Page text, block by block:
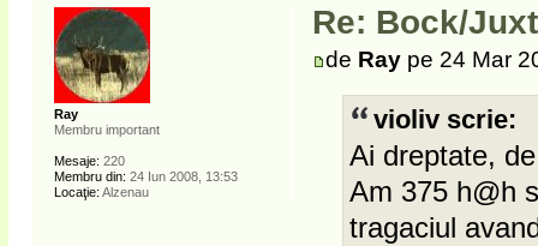
Re: Bock/
de Ray pe 24 Mar
violiv scrie:
Ai dreptate,
Am 375 h@h
tragaciul
Ray
Membru important
Mesaje: 220
Membru din: 24 Iun 2008, 13:53
Locaţie: Alzenau